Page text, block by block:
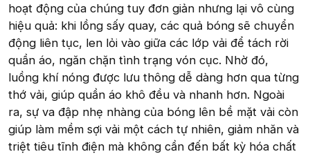
hoạt động của chúng tuy đơn giản nhưng lại vô cùng
hiệu quả: khi lồng sấy quay, các quả bóng sẽ chuyển
động liên tục, len lỏi vào giữa các lớp vải để tách rời
quần áo, ngăn chặn tình trạng vón cục. Nhờ đó,
luồng khí nóng được lưu thông dễ dàng hơn qua từng
thớ vải, giúp quần áo khô đều và nhanh hơn. Ngoài
ra, sự va đập nhẹ nhàng của bóng lên bề mặt vải còn
giúp làm mềm sợi vải một cách tự nhiên, giảm nhăn và
triệt tiêu tĩnh điện mà không cần đến bất kỳ hóa chất